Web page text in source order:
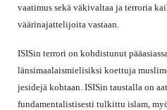
vaatimus sekä väkivaltaa ja terroria
väärinajattelijoita vastaan.
ISISin terrori on kohdistunut
länsimaalaismielisiksi koettuja
jesidejä kohtaan. ISISin taustalla on
fundamentalistisesti tulkittu islam,